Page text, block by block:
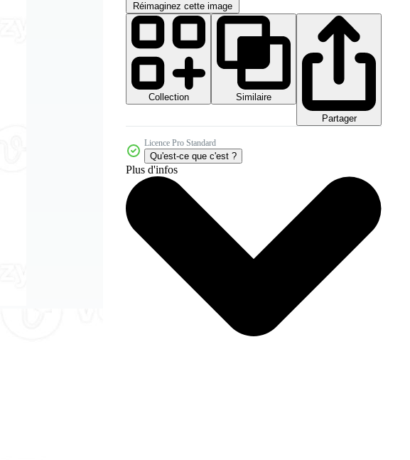
Réimaginez cette image
Collection
Similaire
Partager
Licence Pro Standard
Qu'est-ce que c'est ?
Plus d'infos